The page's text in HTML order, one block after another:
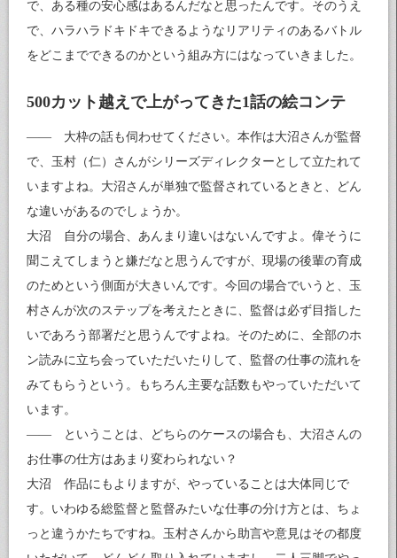
で、ある種の安心感はあるんだなと思ったんです。そのうえ
で、ハラハラドキドキできるようなリアリティのあるバトル
をどこまでできるのかという組み方にはなっていきました。
500カット越えで上がってきた1話の絵コンテ
—— 大枠の話も伺わせてください。本作は大沼さんが監督
で、玉村（仁）さんがシリーズディレクターとして立たれて
いますよね。大沼さんが単独で監督されているときと、どん
な違いがあるのでしょうか。
大沼 自分の場合、あんまり違いはないんですよ。偉そうに
聞こえてしまうと嫌だなと思うんですが、現場の後輩の育成
のためという側面が大きいんです。今回の場合でいうと、玉
村さんが次のステップを考えたときに、監督は必ず目指した
いであろう部署だと思うんですよね。そのために、全部のホ
ン読みに立ち会っていただいたりして、監督の仕事の流れを
みてもらうという。もちろん主要な話数もやっていただいて
います。
—— ということは、どちらのケースの場合も、大沼さんの
お仕事の仕方はあまり変わられない？
大沼 作品にもよりますが、やっていることは大体同じで
す。いわゆる総監督と監督みたいな仕事の分け方とは、ちょ
っと違うかたちですね。玉村さんから助言や意見はその都度